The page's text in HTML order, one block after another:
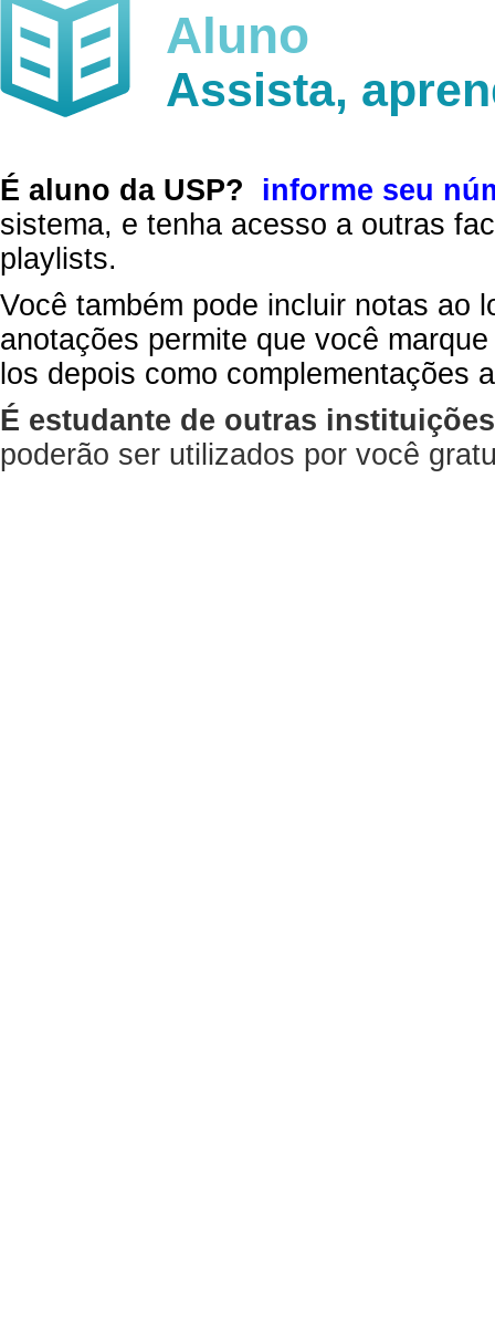
Aluno
Assista,
É aluno da USP?
informe seu
sistema, e tenha acesso a outras
playlists.
Você também pode incluir notas ao
anotações permite que você
los depois como complementações
É estudante de outras
poderão ser utilizados por você